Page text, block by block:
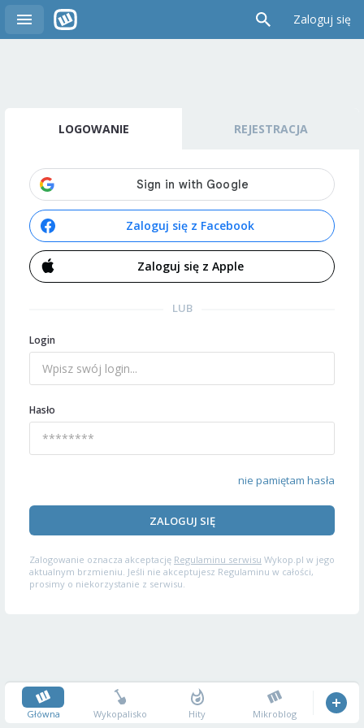
Zaloguj się
LOGOWANIE REJESTRACJA
Zaloguj się z Facebook
Zaloguj się z Apple
LUB
Login
Hasło
nie pamiętam hasła
ZALOGUJ SIĘ
Zalogowanie oznacza akceptację Regulaminu serwisu Wykop.pl w jego
aktualnym brzmieniu. Jeśli nie akceptujesz Regulaminu w całości,
prosimy o niekorzystanie z serwisu.
Główna Wykopalisko Hity Mikroblog